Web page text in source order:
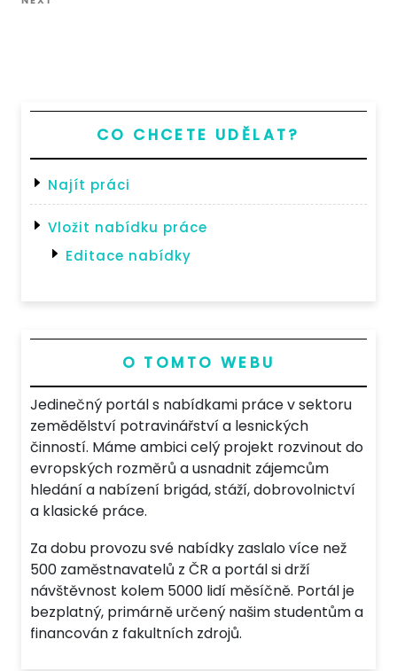
příspěvek
CO CHCETE UDĚLAT?
Najít práci
Vložit nabídku práce
Editace nabídky
O TOMTO WEBU
Jedinečný portál s nabídkami práce v sektoru
zemědělství potravinářství a lesnických
činností. Máme ambici celý projekt rozvinout do
evropských rozměrů a usnadnit zájemcům
hledání a nabízení brigád, stáží, dobrovolnictví
a klasické práce.
Za dobu provozu své nabídky zaslalo více než
500 zaměstnavatelů z ČR a portál si drží
návštěvnost kolem 5000 lidí měsíčně. Portál je
bezplatný, primárně určený našim studentům a
financován z fakultních zdrojů.